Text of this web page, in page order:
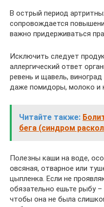
В острый период
сопровождается
важно придерживаться
Исключить следует
аллергический ответ
ревень и щавель,
даже помидоры, молоко и
Читайте также:
бега (синдром
Полезны каши на воде,
овсяная, отварное или
цыпленка. Если не
обязательно ешьте рыбу
чтобы она не была